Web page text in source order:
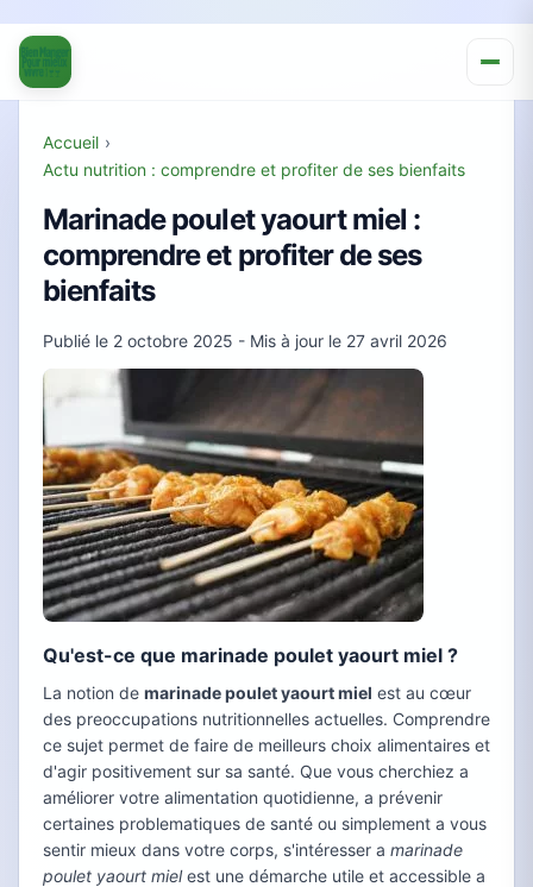
Accueil ›
Actu nutrition : comprendre et profiter de ses bienfaits
Marinade poulet yaourt miel :
comprendre et profiter de ses
bienfaits
Publié le 2 octobre 2025 - Mis à jour le 27 avril 2026
Qu'est-ce que marinade poulet yaourt miel ?
La notion de marinade poulet yaourt miel est au cœur
des preoccupations nutritionnelles actuelles. Comprendre
ce sujet permet de faire de meilleurs choix alimentaires et
d'agir positivement sur sa santé. Que vous cherchiez a
améliorer votre alimentation quotidienne, a prévenir
certaines problematiques de santé ou simplement a vous
sentir mieux dans votre corps, s'intéresser a marinade
poulet yaourt mielest une démarche utile et accessible a